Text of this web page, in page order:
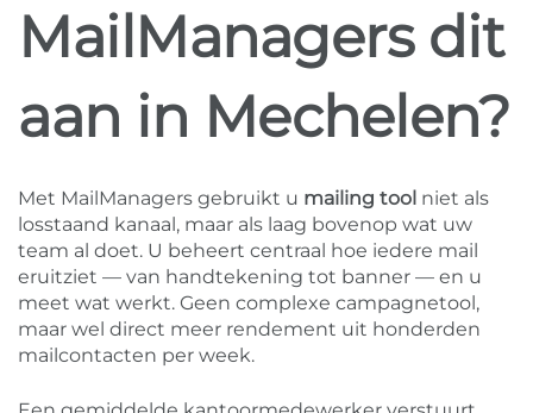
MailManagers dit
aan in Mechelen?
Met MailManagers gebruikt u mailing tool niet als
losstaand kanaal, maar als laag bovenop wat uw
team al doet. U beheert centraal hoe iedere mail
eruitziet — van handtekening tot banner — en u
meet wat werkt. Geen complexe campagnetool,
maar wel direct meer rendement uit honderden
mailcontacten per week.